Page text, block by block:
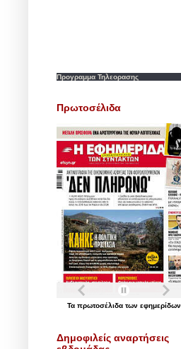
Προγραμμα Τηλεορασης
Πρωτοσέλιδα
Τα πρωτοσέλιδα των εφημερίδων
Δημοφιλείς αναρτήσεις